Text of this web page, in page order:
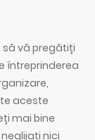
vă pregătiți
întreprinderea
aceste
mai bine
nici